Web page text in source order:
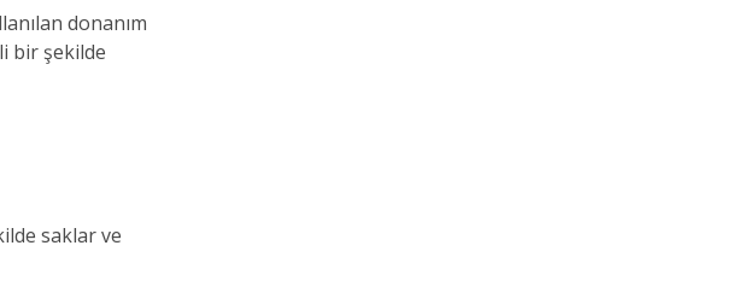
donanım
bir şekilde
saklar ve